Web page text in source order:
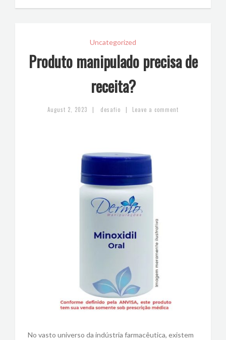
Uncategorized
Produto manipulado precisa de
receita?
August 2, 2023 | desafio | Leave a comment
No vasto universo da indústria farmacêutica, existem